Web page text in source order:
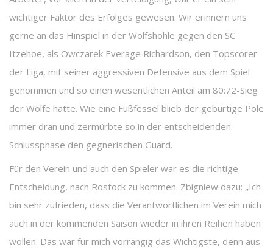
wichtiger Faktor des Erfolges gewesen. Wir erinnern uns
gerne an das Hinspiel in der Wolfshöhle gegen den SC
Itzehoe, als Owczarek Everage Richardson, den Topscorer
der Liga, mit seiner aggressiven Defensive aus dem Spiel
genommen und so einen wesentlichen Anteil am 80:72-Sieg
der Wölfe hatte. Wie eine Fußfessel blieb der gebürtige Pole
immer dran und zermürbte so in der entscheidenden
Schlussphase den gegnerischen Guard.
Für den Verein und auch den Spieler war es die richtige
Entscheidung, nach Rostock zu kommen. Zbigniew dazu: „Ich
bin sehr zufrieden, dass die Verantwortlichen im Verein mich
auch in der kommenden Saison wieder in ihren Reihen haben
wollen. Das war für mich vorrangig das Wichtigste, denn aus